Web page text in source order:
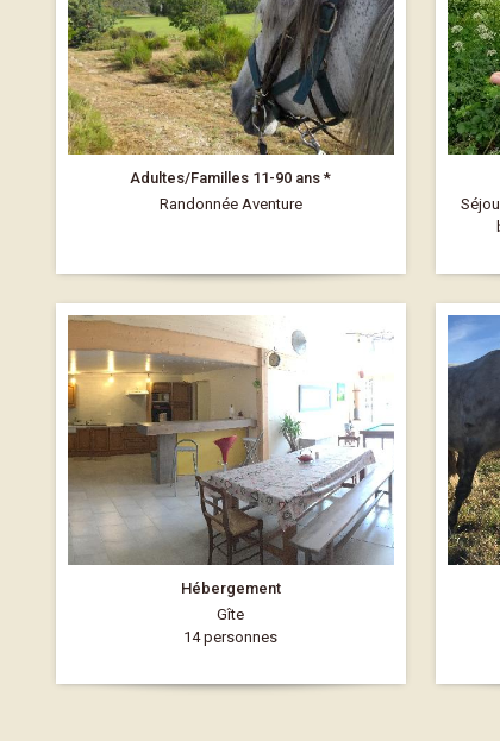
Adultes/Familles 11-90 ans *
Randonnée Aventure
Hébergement
Gîte
14 personnes